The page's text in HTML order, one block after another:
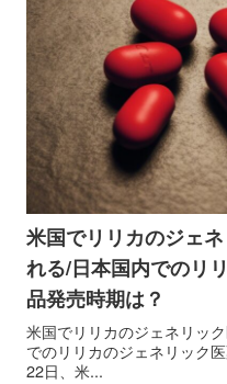
米国でリリカのジェ
れる/日本国内でのリ
品発売時期は？
米国でリリカのジェネリッ
でのリリカのジェネリック
22日、米...